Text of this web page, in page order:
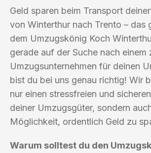
Geld sparen beim Transport
von Winterthur nach Trento – das
dem Umzugskönig Koch
gerade auf der Suche nach einem
Umzugsunternehmen für deinen
bist du bei uns genau richtig! Wir
nur einen stressfreien und
deiner Umzugsgüter, sondern
Möglichkeit, ordentlich Geld zu
Warum solltest du den